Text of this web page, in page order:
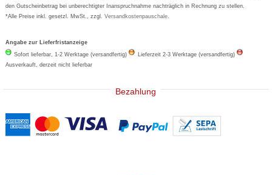
den Gutscheinbetrag bei unberechtigter Inanspruchnahme nachträglich in Rechnung zu stellen.
*Alle Preise inkl. gesetzl. MwSt., zzgl.Versandkostenpauschale.
Angabe zur Lieferfristanzeige
Sofort lieferbar, 1-2 Werktage (versandfertig)
Lieferzeit 2-3 Werktage (versandfertig)
Ausverkauft, derzeit nicht lieferbar
Bezahlung